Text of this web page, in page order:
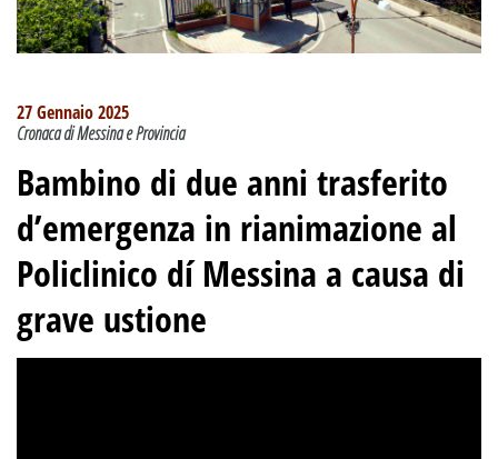
27 Gennaio 2025
Cronaca di Messina e Provincia
Bambino di due anni trasferito
d’emergenza in rianimazione al
Policlinico dí Messina a causa di
grave ustione